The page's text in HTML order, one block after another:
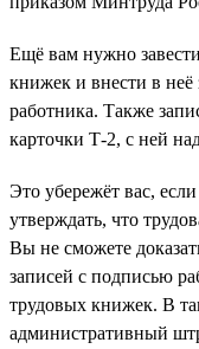
Ещё вам нужно
книжек и внести в
работника. Также
карточки Т-2, с ней
Это убережёт вас,
утверждать, что
Вы не сможете
записей с подписью
трудовых книжек. В
административный